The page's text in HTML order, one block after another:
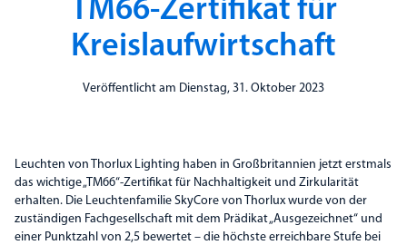
TM66-Zertifikat für
Kreislaufwirtschaft
Veröffentlicht am Dienstag, 31. Oktober 2023
Leuchten von Thorlux Lighting haben in Großbritannien jetzt erstmals
das wichtige „TM66“-Zertifikat für Nachhaltigkeit und Zirkularität
erhalten. Die Leuchtenfamilie SkyCore von Thorlux wurde von der
zuständigen Fachgesellschaft mit dem Prädikat „Ausgezeichnet“ und
einer Punktzahl von 2,5 bewertet – die höchste erreichbare Stufe bei